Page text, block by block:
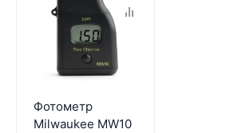
Фотометр
Milwaukee MW10